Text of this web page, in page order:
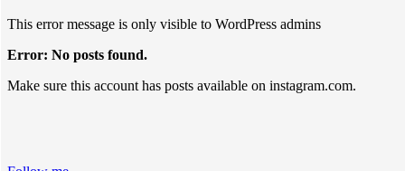
This error message is only visible to WordPress admins
Error: No posts found.
Make sure this account has posts available on instagram.com.